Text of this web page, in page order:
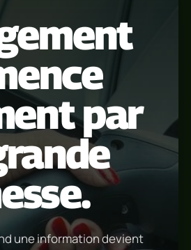
par
une information devient